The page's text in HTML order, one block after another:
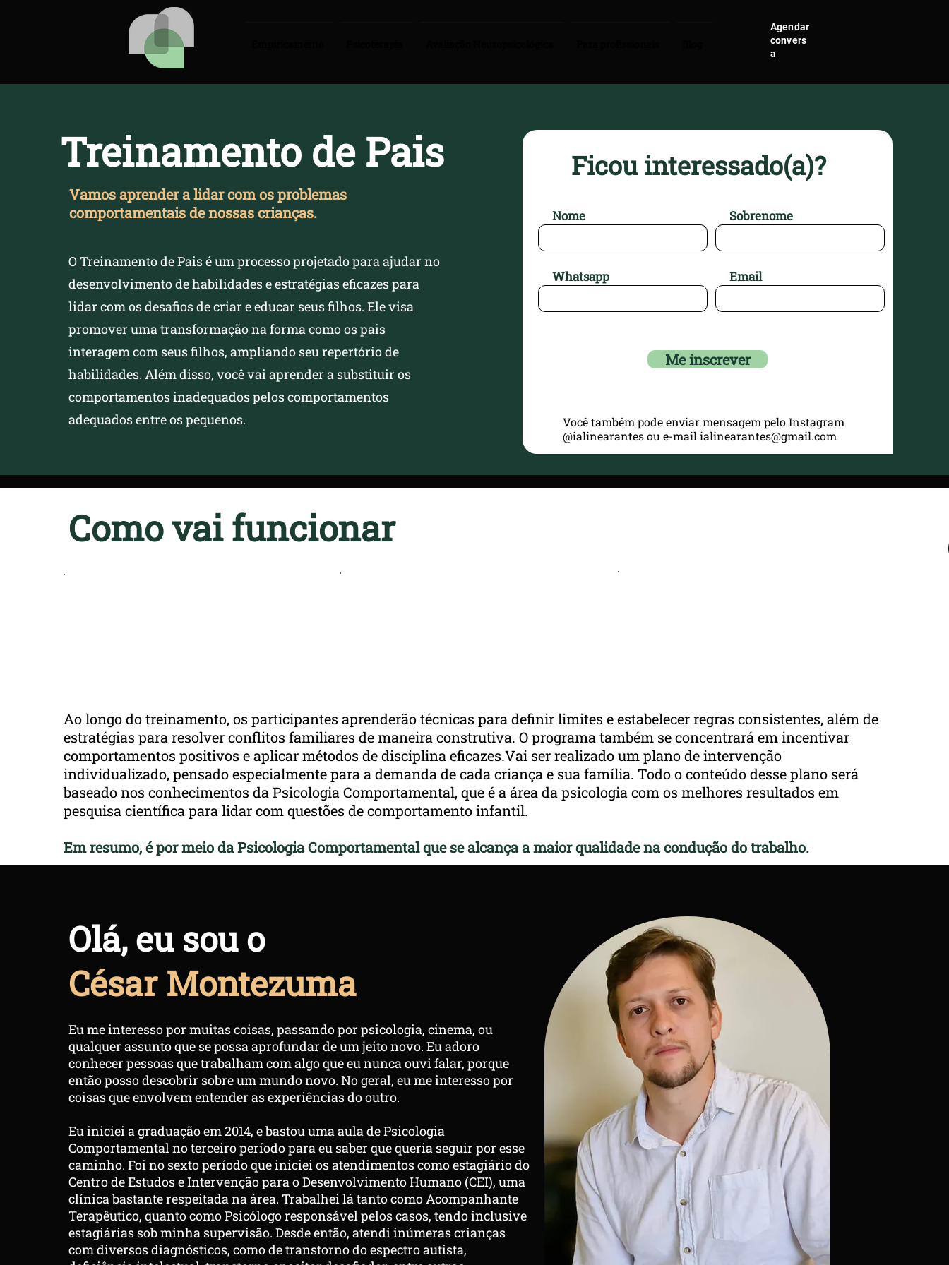
Agendar
convers
a
Treinamento de Pais
Vamos aprender a lidar com os problemas
comportamentais de nossas crianças.
​O Treinamento de Pais é um processo projetado para ajudar no
desenvolvimento de habilidades e estratégias eficazes para
lidar com os desafios de criar e educar seus filhos. Ele visa
promover uma transformação na forma como os pais
interagem com seus filhos, ampliando seu repertório de
habilidades. Além disso, você vai aprender a substituir os
comportamentos inadequados pelos comportamentos
adequados entre os pequenos.
Ficou interessado(a)?
Nome Sobrenome
Whatsapp Email
Me inscrever
Você também pode enviar mensagem pelo Instagram
@ialinearantes ou e-mail ialinearantes@gmail.com
Como vai funcionar
Ao longo do treinamento, os participantes aprenderão técnicas para definir limites e estabelecer regras consistentes, além de
estratégias para resolver conflitos familiares de maneira construtiva. O programa também se concentrará em incentivar
comportamentos positivos e aplicar métodos de disciplina eficazes.Vai ser realizado um plano de intervenção
individualizado, pensado especialmente para a demanda de cada criança e sua família. Todo o conteúdo desse plano será
baseado nos conhecimentos da Psicologia Comportamental, que é a área da psicologia com os melhores resultados em
pesquisa científica para lidar com questões de comportamento infantil.
Em resumo, é por meio da Psicologia Comportamental que se alcança a maior qualidade na condução do trabalho.
Olá, eu sou o
César Montezuma
Eu me interesso por muitas coisas, passando por psicologia, cinema, ou
qualquer assunto que se possa aprofundar de um jeito novo. Eu adoro
conhecer pessoas que trabalham com algo que eu nunca ouvi falar, porque
então posso descobrir sobre um mundo novo. No geral, eu me interesso por
coisas que envolvem entender as experiências do outro.
Eu iniciei a graduação em 2014, e bastou uma aula de Psicologia
Comportamental no terceiro período para eu saber que queria seguir por esse
caminho. Foi no sexto período que iniciei os atendimentos como estagiário do
Centro de Estudos e Intervenção para o Desenvolvimento Humano (CEI), uma
clínica bastante respeitada na área. Trabalhei lá tanto como Acompanhante
Terapêutico, quanto como Psicólogo responsável pelos casos, tendo inclusive
estagiárias sob minha supervisão. Desde então, atendi inúmeras crianças
com diversos diagnósticos, como de transtorno do espectro autista,